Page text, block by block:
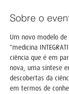
Sobre o
Um novo modelo
"medicina
ciência que é em
nova, uma síntese
descobertas da
em termos de